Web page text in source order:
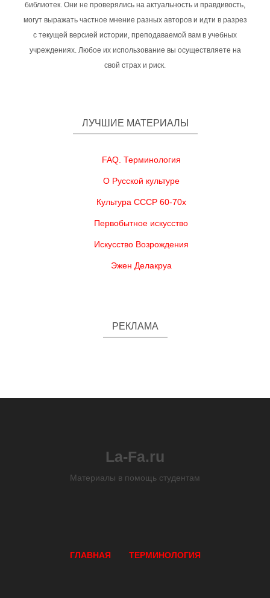
библиотек. Они не проверялись на актуальность и правдивость,
могут выражать частное мнение разных авторов и идти в разрез
с текущей версией истории, преподаваемой вам в учебных
учреждениях. Любое их использование вы осуществляете на
свой страх и риск.
ЛУЧШИЕ МАТЕРИАЛЫ
FAQ. Терминология
О Русской культуре
Культура СССР 60-70х
Первобытное искусство
Искусство Возрождения
Эжен Делакруа
РЕКЛАМА
La-Fa.ru
Материалы в помощь студентам
ГЛАВНАЯ ТЕРМИНОЛОГИЯ